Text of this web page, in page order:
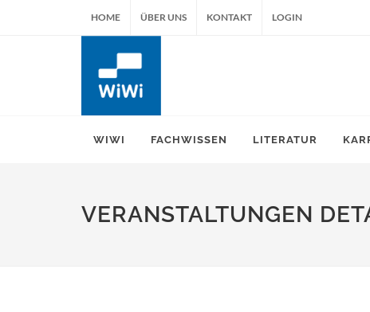
HOME ÜBER UNS KONTAKT LOGIN
WIWI FACHWISSEN LITERATUR
VERANSTALTUNGEN